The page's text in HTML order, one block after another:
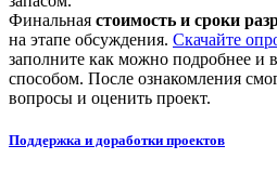
Финальная стоимость и сроки
на этапе обсуждения. Скачайте
заполните как можно подробнее
способом. После ознакомления
вопросы и оценить проект.
Поддержка и доработки проектов